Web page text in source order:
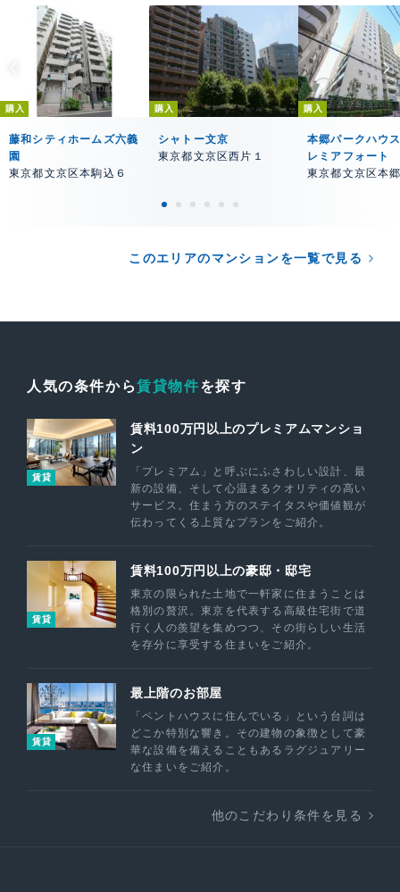
購入
藤和シティホームズ六義
園
東京都文京区本駒込６
購入
シャトー文京
東京都文京区西片１
購入
本郷パークハウ
レミアフォート
東京都文京区本
このエリアのマンションを一覧で見る
人気の条件から賃貸物件を探す
賃貸
賃料100万円以上のプレミアムマンショ
ン
「プレミアム」と呼ぶにふさわしい設計、最
新の設備、そして心温まるクオリティの高い
サービス。住まう方のステイタスや価値観が
伝わってくる上質なプランをご紹介。
賃貸
賃料100万円以上の豪邸・邸宅
東京の限られた土地で一軒家に住まうことは
格別の贅沢。東京を代表する高級住宅街で道
行く人の羨望を集めつつ、その街らしい生活
を存分に享受する住まいをご紹介。
賃貸
最上階のお部屋
「ペントハウスに住んでいる」という台詞は
どこか特別な響き。その建物の象徴として豪
華な設備を備えることもあるラグジュアリー
な住まいをご紹介。
他のこだわり条件を見る